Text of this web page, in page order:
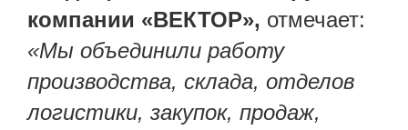
компании «ВЕКТОР», отмечает:
«Мы объединили работу
производства, склада, отделов
логистики, закупок, продаж,